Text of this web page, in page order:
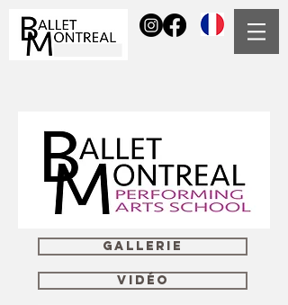
GALLERIE
VIDÉO